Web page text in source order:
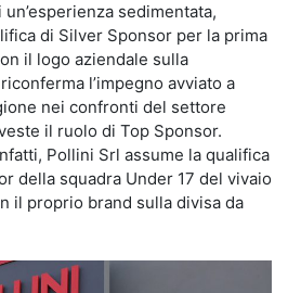
sedimentata,
di Silver Sponsor per la prima
il logo aziendale sulla
l’impegno avviato a
nei confronti del settore
il ruolo di Top Sponsor.
Pollini Srl assume la qualifica
della squadra Under 17 del vivaio
il proprio brand sulla divisa da